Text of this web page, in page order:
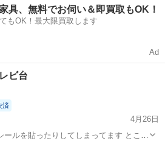
具、無料でお伺い＆即買取もOK！
もOK！最大限買取します
Ad
ビ台
済
4月26日
ールを貼ったりしてしまってます ところ